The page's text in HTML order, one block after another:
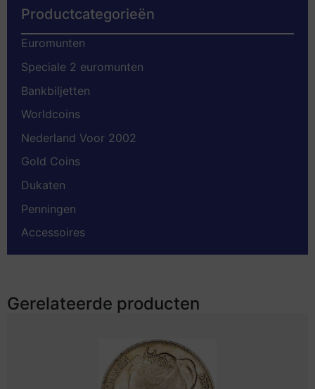
Productcategorieën
Euromunten
Speciale 2 euromunten
Bankbiljetten
Worldcoins
Nederland Voor 2002
Gold Coins
Dukaten
Penningen
Accessoires
Gerelateerde producten